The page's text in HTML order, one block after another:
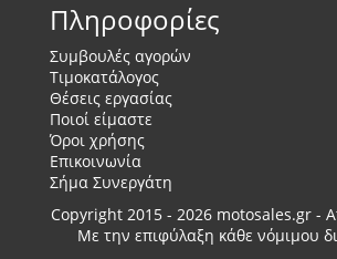
Πληροφορίες
Συμβουλές αγορών
Τιμοκατάλογος
Θέσεις εργασίας
Ποιοί είμαστε
Όροι χρήσης
Επικοινωνία
Σήμα Συνεργάτη
Copyright 2015 - 2026 motosales.gr -
Με την επιφύλαξη κάθε νόμιμου